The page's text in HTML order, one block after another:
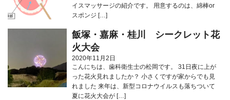
イスマッサージの紹介です。 用意するのは、綿棒or
スポンジ […]
飯塚・嘉麻・桂川 シークレット花
火大会
2020年11月2日
こんにちは、歯科衛生士の松岡です。 31日夜に上が
った花火見れましたか？ 小さくですが家からでも見
れました 来年は、新型コロナウイルスも落ちついて
夏に花火大会が […]